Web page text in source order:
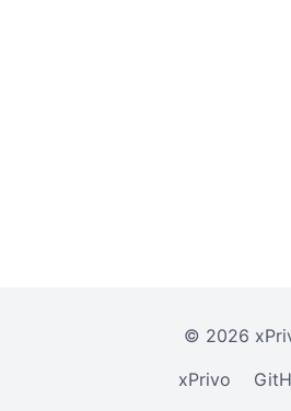
© 2026
xPrivo